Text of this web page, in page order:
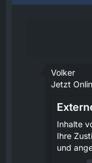
Volker
Jetzt
Inhalte
Ihre
und